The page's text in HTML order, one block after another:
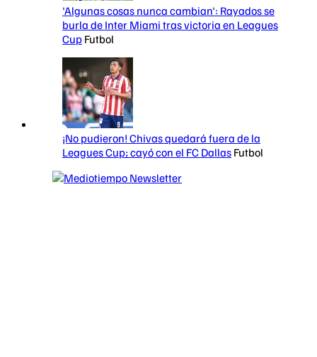
'Algunas cosas nunca cambian': Rayados se
burla de Inter Miami tras victoria en Leagues
Cup Futbol
¡No pudieron! Chivas quedará fuera de la
Leagues Cup; cayó con el FC Dallas Futbol